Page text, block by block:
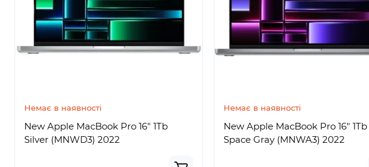
Немає в наявності
New Apple MacBook Pro 16" 1Tb
Silver (MNWD3) 2022
Немає в наявності
New Apple MacBook Pro 16" 1Tb
Space Gray (MNWA3) 2022